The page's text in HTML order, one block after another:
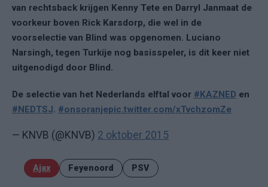
van rechtsback krijgen Kenny Tete en Darryl Janmaat de
voorkeur boven Rick Karsdorp, die wel in de
voorselectie van Blind was opgenomen. Luciano
Narsingh, tegen Turkije nog basisspeler, is dit keer niet
uitgenodigd door Blind.
De selectie van het Nederlands elftal voor #KAZNED en
#NEDTSJ. #onsoranjepic.twitter.com/xTvchzomZe
— KNVB (@KNVB) 2 oktober 2015
Ajax Feyenoord PSV